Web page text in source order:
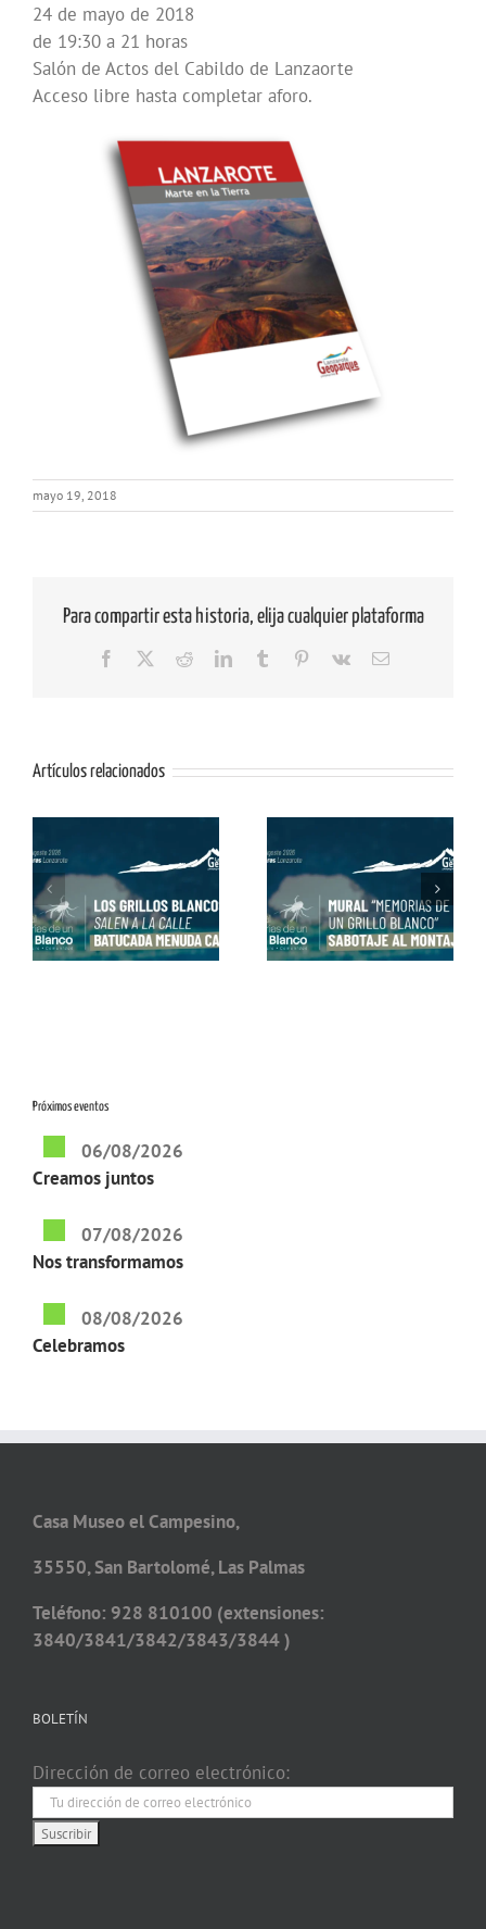
24 de mayo de 2018
de 19:30 a 21 horas
Salón de Actos del Cabildo de Lanzaorte
Acceso libre hasta completar aforo.
mayo 19, 2018
Para compartir esta historia, elija cualquier plataforma
Facebook RedditLinkedInTumblr Pinterest
Vk
Correo
Artículos relacionados
Mural «Memorias de
un Grillo Blanco» con
Matías Mata
Conviértete en Grillo
Blanco con Alex Dorta
Próximos eventos
06/08/2026
Creamos juntos
07/08/2026
Nos transformamos
08/08/2026
Celebramos
Casa Museo el Campesino,
35550, San Bartolomé, Las Palmas
Teléfono: 928 810100 (extensiones:
3840/3841/3842/3843/3844 )
BOLETÍN
Dirección de correo electrónico: